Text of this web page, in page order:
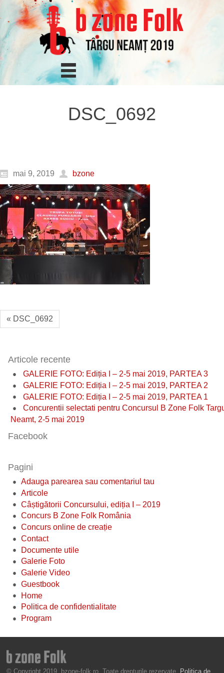
DSC_0692
mai 9, 2019 bzone
« DSC_0692
Articole recente
GALERIE FOTO: Ediția I – 2-5 mai 2019, PARTEA 3
GALERIE FOTO: Ediția I – 2-5 mai 2019, PARTEA 2
GALERIE FOTO: Ediția I – 2-5 mai 2019, PARTEA 1
Concurentii selectati pentru Concursul B Zone Folk
Neamt, 2-5 mai 2019
Facebook
Pagini
Adauga parearea sau comentariul tau
Articole
Câștigătorii Concursului, ediția I – 2019
Concurs B Zone Folk România
Concurs online de creație
Contact
Documente utile
Galerie Foto
Galerie Video
Guestbook
Home
Politica de confidentialitate
Program
© Copyright 2019, bzone-folk.ro. Toate drepturile rezervate. Politica de